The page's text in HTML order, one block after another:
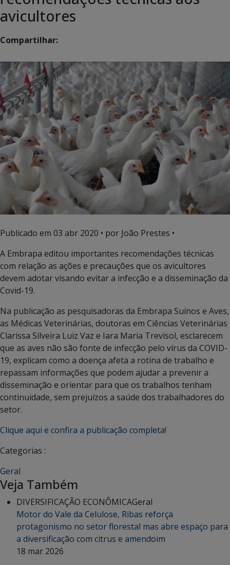
avicultores
Compartilhar:
Publicado em 03 abr 2020 • por João Prestes •
A Embrapa editou importantes recomendações técnicas
com relação as ações e precauções que os avicultores
devem adotar visando evitar a infecção e a disseminação da
Covid-19.
Na publicação as pesquisadoras da Embrapa Suínos e Aves,
as Médicas Veterinárias, doutoras em Ciências Veterinárias
Clarissa Silveira Luiz Vaz e Iara Maria Trevisol, esclarecem
que as aves não são fonte de infecção pelo vírus da COVID-
19, explicam como a doença afeta a rotina de trabalho e
repassam informações que podem ajudar a prevenir a
disseminação e orientar para que os trabalhos tenham
continuidade, sem prejuízos a saúde dos trabalhadores do
setor.
Clique aqui e confira a publicação completa!
Categorias :
Geral
Veja Também
DIVERSIFICAÇÃO ECONÔMICAGeral
Motor do Vale da Celulose, Ribas reforça
protagonismo no setor florestal mas abre espaço para
a diversificação com citrus e amendoim
18 mar 2026